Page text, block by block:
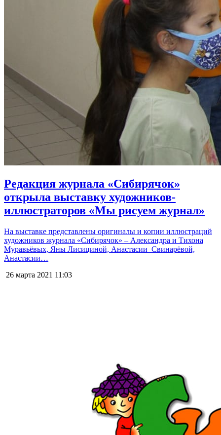
Редакция журнала «Сибирячок»
открыла выставку художников-
иллюстраторов «Мы рисуем журнал»
На выставке представлены оригиналы и копии иллюстраций
художников журнала «Сибирячок» – Александра и Тихона
Муравьёвых, Яны Лисициной, Анастасии Свинарёвой,
Анастасии…
26 марта 2021 11:03